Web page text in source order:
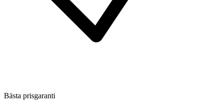
Bästa prisgaranti